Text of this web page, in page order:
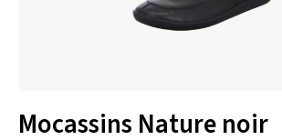
Mocassins Nature noir